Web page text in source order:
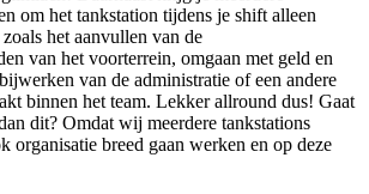
om het tankstation tijdens je shift alleen
het aanvullen van de
van het voorterrein, omgaan met geld en
van de administratie of een andere
binnen het team. Lekker allround dus! Gaat
dit? Omdat wij meerdere tankstations
organisatie breed gaan werken en op deze